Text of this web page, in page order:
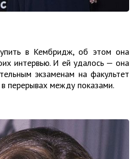
в Кембридж, об этом она
интервью. И ей удалось — она
экзаменам на факультет
перерывах между показами.